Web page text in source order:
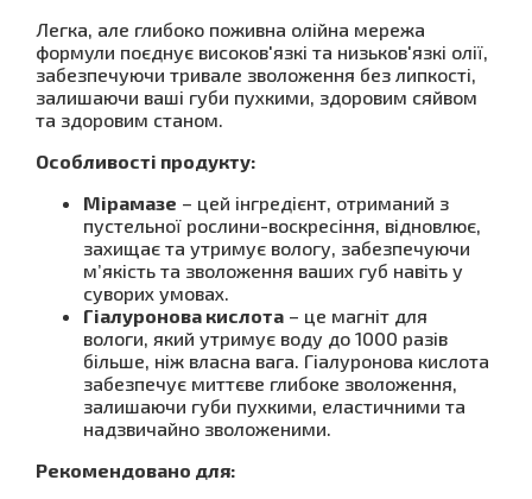
Легка, але глибоко поживна олійна мережа
формули поєднує високов'язкі та низьков'язкі олії,
забезпечуючи тривале зволоження без липкості,
залишаючи ваші губи пухкими, здоровим сяйвом
та здоровим станом.
Особливості продукту:
Мірамазе – цей інгредієнт, отриманий з
пустельної рослини-воскресіння, відновлює,
захищає та утримує вологу, забезпечуючи
м’якість та зволоження ваших губ навіть у
суворих умовах.
Гіалуронова кислота – це магніт для
вологи, який утримує воду до 1000 разів
більше, ніж власна вага. Гіалуронова кислота
забезпечує миттєве глибоке зволоження,
залишаючи губи пухкими, еластичними та
надзвичайно зволоженими.
Рекомендовано для: